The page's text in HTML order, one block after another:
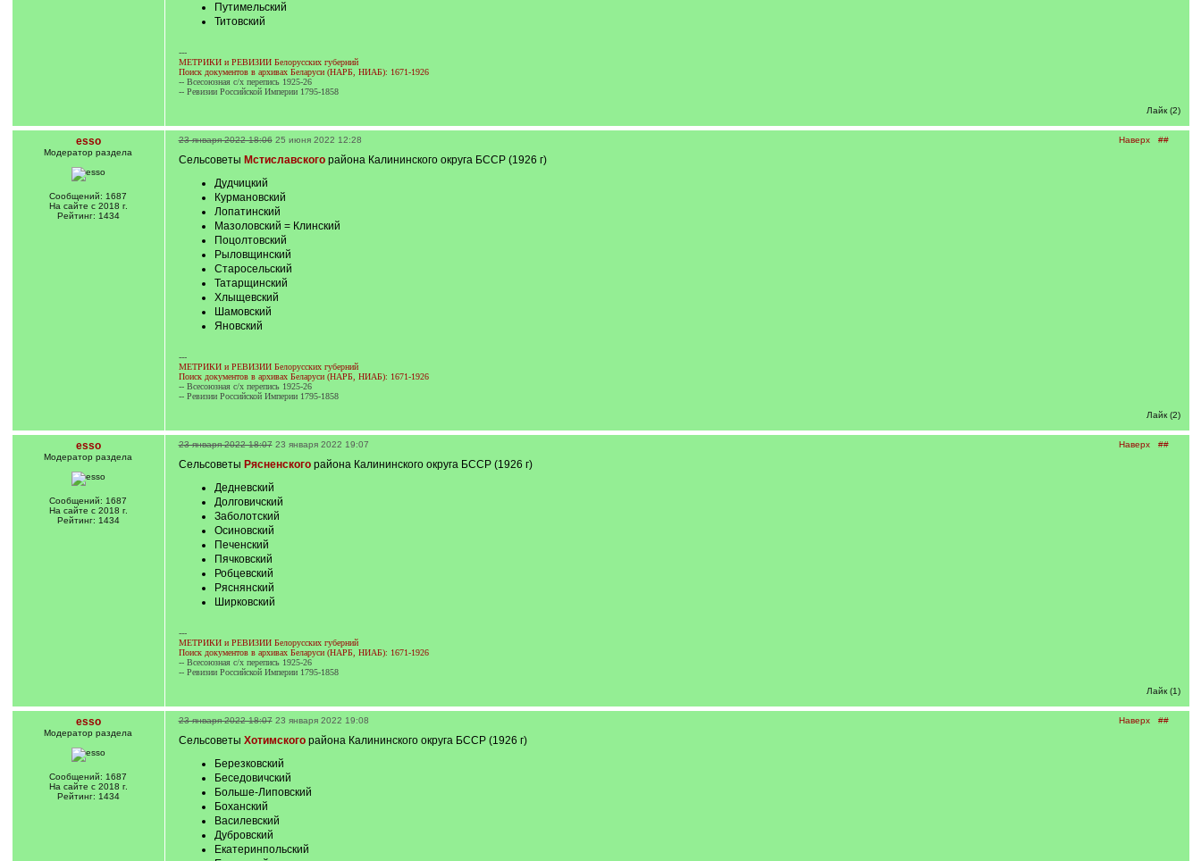
Путимельский
Титовский
---
МЕТРИКИ и РЕВИЗИИ Белорусских губерний
Поиск документов в архивах Беларуси (НАРБ, НИАБ): 1671-1926
-- Всесоюзная с/х перепись 1925-26
-- Ревизии Российской Империи 1795-1858
Лайк (2)
esso
Модератор раздела
Сообщений: 1687
На сайте с 2018 г.
Рейтинг: 1434
Наверх ##
23 января 2022 18:06 25 июня 2022 12:28
Сельсоветы Мстиславскогорайона Калининского округа БССР (1926 г)
Дудчицкий
Курмановский
Лопатинский
Мазоловский = Клинский
Поцолтовский
Рыловщинский
Старосельский
Татарщинский
Хлыщевский
Шамовский
Яновский
---
МЕТРИКИ и РЕВИЗИИ Белорусских губерний
Поиск документов в архивах Беларуси (НАРБ, НИАБ): 1671-1926
-- Всесоюзная с/х перепись 1925-26
-- Ревизии Российской Империи 1795-1858
Лайк (2)
esso
Модератор раздела
Сообщений: 1687
На сайте с 2018 г.
Рейтинг: 1434
Наверх ##
23 января 2022 18:07 23 января 2022 19:07
Сельсоветы Рясненскогорайона Калининского округа БССР (1926 г)
Дедневский
Долговичский
Заболотский
Осиновский
Печенский
Пячковский
Робцевский
Ряснянский
Ширковский
---
МЕТРИКИ и РЕВИЗИИ Белорусских губерний
Поиск документов в архивах Беларуси (НАРБ, НИАБ): 1671-1926
-- Всесоюзная с/х перепись 1925-26
-- Ревизии Российской Империи 1795-1858
Лайк (1)
esso
Модератор раздела
Сообщений: 1687
На сайте с 2018 г.
Рейтинг: 1434
Наверх ##
23 января 2022 18:07 23 января 2022 19:08
Сельсоветы Хотимскогорайона Калининского округа БССР (1926 г)
Березковский
Беседовичский
Больше-Липовский
Боханский
Василевский
Дубровский
Екатеринпольский